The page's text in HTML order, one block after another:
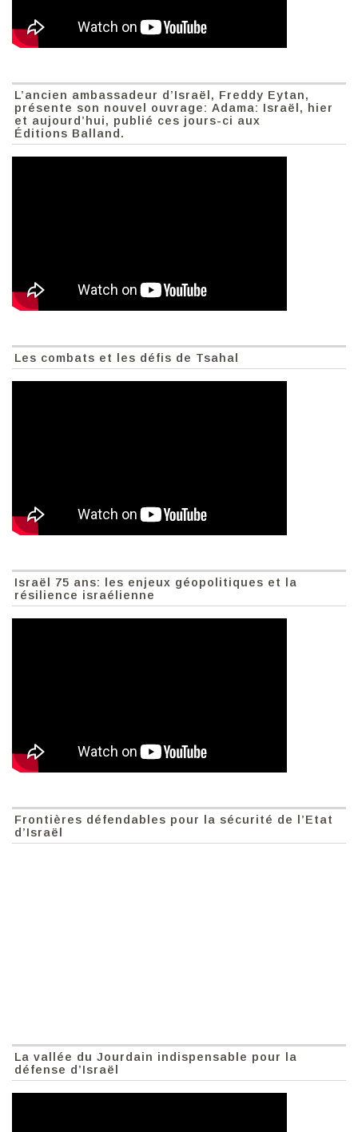
L’ancien ambassadeur d’Israël, Freddy Eytan,
présente son nouvel ouvrage: Adama: Israël, hier
et aujourd’hui, publié ces jours-ci aux
Éditions Balland.
Les combats et les défis de Tsahal
Israël 75 ans: les enjeux géopolitiques et la
résilience israélienne
Frontières défendables pour la sécurité de l’Etat
d’Israël
La vallée du Jourdain indispensable pour la
défense d’Israël